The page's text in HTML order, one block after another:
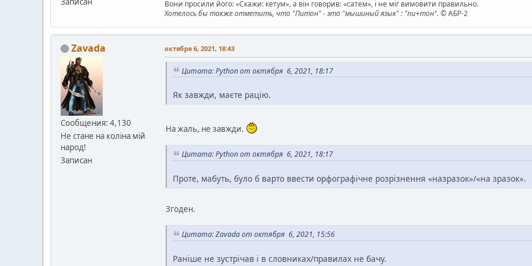
Вони просили його: «Скажи: кетум», а він говорив: «сатем», і не міг вимовити правильно.
Хотелось бы также отметить, что "Питон" - это "мышиный язык" : "пи+тон". © АБР-2
Zavada
Сообщения: 4,130
Не стане на коліна мій
народ!
Записан
октября 6, 2021, 18:43
Цитата: Python от октября 6, 2021, 18:17
Як завжди, маєте рацію.
На жаль, не завжди.
Цитата: Python от октября 6, 2021, 18:17
Проте, мабуть, було б варто ввести орфографічне розрізнення «назразок»/«на зразок».
Згоден.
Цитата: Zavada от октября 6, 2021, 15:56
Раніше не зустрічав і в словниках/правилах не бачу.